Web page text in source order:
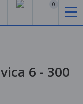
0
6 - 300